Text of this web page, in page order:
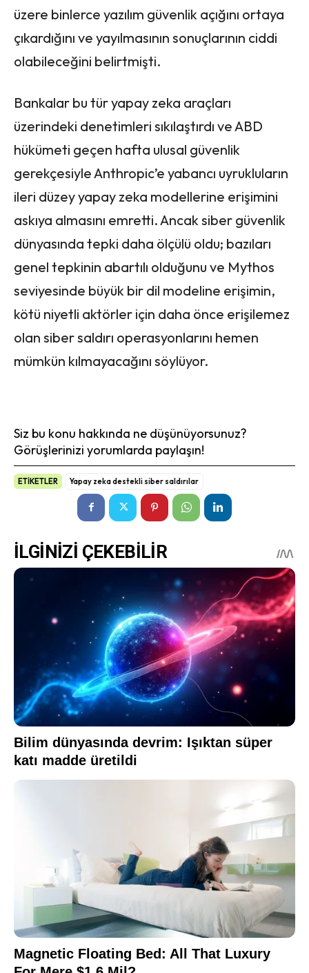
üzere binlerce yazılım güvenlik açığını ortaya
çıkardığını ve yayılmasının sonuçlarının ciddi
olabileceğini belirtmişti.
Bankalar bu tür yapay zeka araçları
üzerindeki denetimleri sıkılaştırdı ve ABD
hükümeti geçen hafta ulusal güvenlik
gerekçesiyle Anthropic’e yabancı uyrukluların
ileri düzey yapay zeka modellerine erişimini
askıya almasını emretti. Ancak siber güvenlik
dünyasında tepki daha ölçülü oldu; bazıları
genel tepkinin abartılı olduğunu ve Mythos
seviyesinde büyük bir dil modeline erişimin,
kötü niyetli aktörler için daha önce erişilemez
olan siber saldırı operasyonlarını hemen
mümkün kılmayacağını söylüyor.
Siz bu konu hakkında ne düşünüyorsunuz?
Görüşlerinizi yorumlarda paylaşın!
ETİKETLER Yapay zeka destekli siber saldırılar